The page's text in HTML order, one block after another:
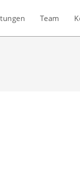
Team